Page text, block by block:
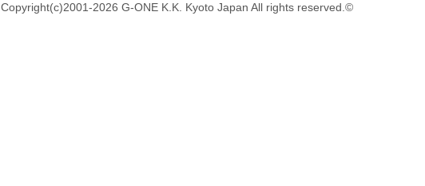
Copyright(c)2001-2026 G-ONE K.K. Kyoto Japan All rights reserved.©